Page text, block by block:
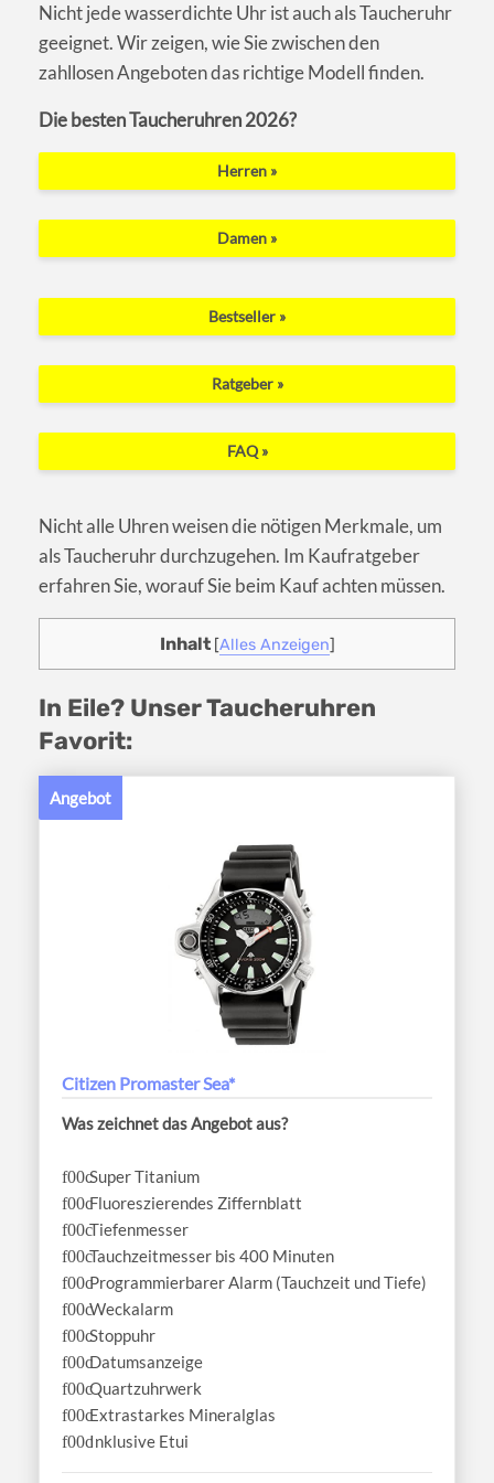
Nicht jede wasserdichte Uhr ist auch als Taucheruhr
geeignet. Wir zeigen, wie Sie zwischen den
zahllosen Angeboten das richtige Modell finden.
Die besten Taucheruhren 2026?
Herren »
Damen »
Bestseller »
Ratgeber »
FAQ »
Nicht alle Uhren weisen die nötigen Merkmale, um
als Taucheruhr durchzugehen. Im Kaufratgeber
erfahren Sie, worauf Sie beim Kauf achten müssen.
Inhalt [Alles Anzeigen]
In Eile? Unser Taucheruhren
Favorit:
Angebot
Citizen Promaster Sea*
Was zeichnet das Angebot aus?
Super Titanium
Fluoreszierendes Ziffernblatt
Tiefenmesser
Tauchzeitmesser bis 400 Minuten
Programmierbarer Alarm (Tauchzeit und Tiefe)
Weckalarm
Stoppuhr
Datumsanzeige
Quartzuhrwerk
Extrastarkes Mineralglas
Inklusive Etui